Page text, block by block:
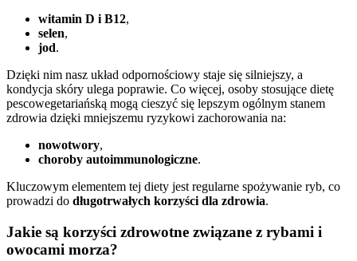
witamin D i B12,
selen,
jod.
Dzięki nim nasz układ odpornościowy staje się silniejszy, a
kondycja skóry ulega poprawie. Co więcej, osoby stosujące dietę
pescowegetariańską mogą cieszyć się lepszym ogólnym stanem
zdrowia dzięki mniejszemu ryzykowi zachorowania na:
nowotwory,
choroby autoimmunologiczne.
Kluczowym elementem tej diety jest regularne spożywanie ryb, co
prowadzi do długotrwałych korzyści dla zdrowia.
Jakie są korzyści zdrowotne związane z rybami i
owocami morza?